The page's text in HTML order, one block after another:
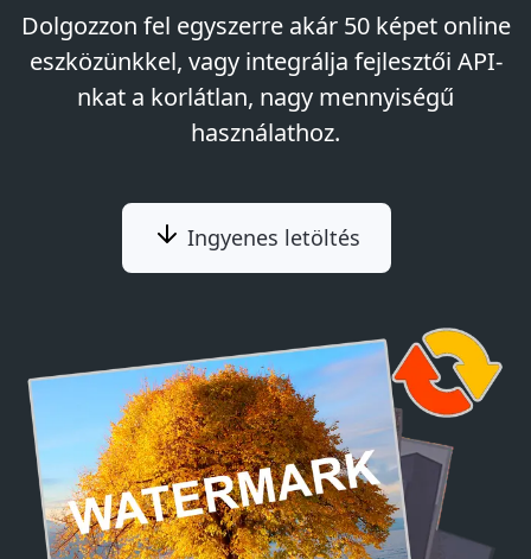
Dolgozzon fel egyszerre akár 50 képet online
eszközünkkel, vagy integrálja fejlesztői API-
nkat a korlátlan, nagy mennyiségű
használathoz.
Ingyenes letöltés